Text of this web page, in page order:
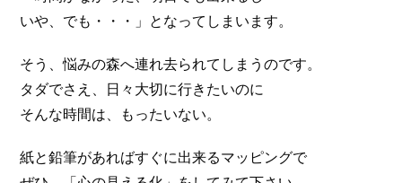
いや、でも・・・」となってしまいます。
そう、悩みの森へ連れ去られてしまうのです。
タダでさえ、日々大切に行きたいのに
そんな時間は、もったいない。
紙と鉛筆があればすぐに出来るマッピングで